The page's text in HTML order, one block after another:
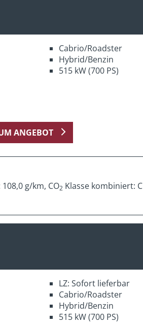
Cabrio/Roadster
Hybrid/Benzin
515 kW (700 PS)
ANGEBOT
g/km, CO2 Klasse kombiniert: C
LZ: Sofort lieferbar
Cabrio/Roadster
Hybrid/Benzin
515 kW (700 PS)